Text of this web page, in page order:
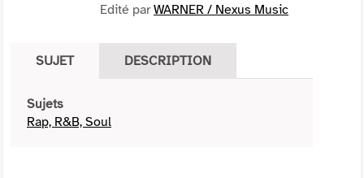
Edité parWARNER / Nexus Music
SUJET DESCRIPTION
Sujets
Rap, R&B, Soul